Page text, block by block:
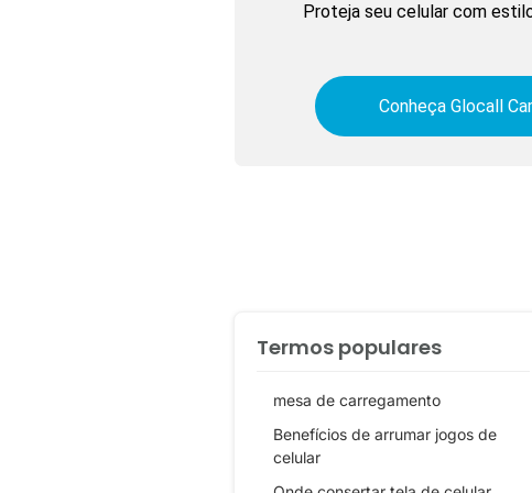
Proteja seu celular com
Conheça Glocall
Termos populares
mesa de carregamento
Benefícios de arrumar jogos de
celular